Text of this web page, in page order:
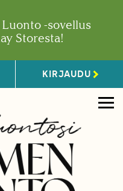
-sovellus
Storesta!
KIRJAUDU